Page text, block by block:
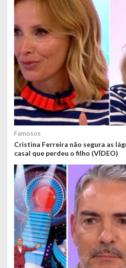
Famosos
Cristina Ferreira não segura as
casal que perdeu o filho (VÍDEO)